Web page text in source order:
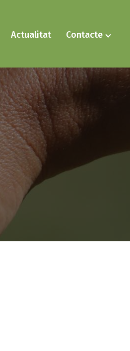
Actualitat Contacte